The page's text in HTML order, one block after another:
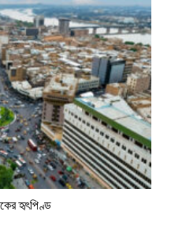
হৃৎপিণ্ড